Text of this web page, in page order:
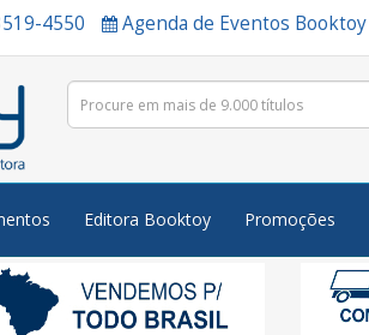
4550 Agenda de Eventos Booktoy
Editora Booktoy Promoções